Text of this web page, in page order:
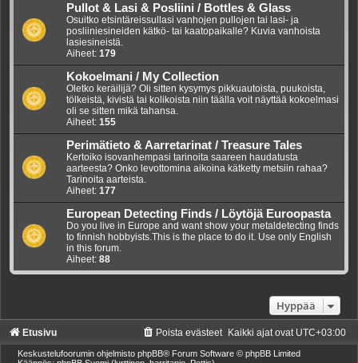
Pullot & Lasi & Posliini / Bottles & Glass
Osuitko etsintäreissullasi vanhojen pullojen tai lasi- ja
posliiniesineiden kätkö- tai kaatopaikalle? Kuvia vanhoista
lasiesineistä.
Aiheet: 179
Kokoelmani / My Collection
Oletko keräilijä? Oli sitten kysymys pikkuautoista, puukoista,
tölkeistä, kivistä tai kolikoista niin täälla voit näyttää kokoelmasi
oli se sitten mikä tahansa.
Aiheet: 155
Perimätieto & Aarretarinat / Treasure Tales
Kertoiko isovanhempasi tarinoita saareen haudatusta
aarteesta? Onko levottomina aikoina kätketty metsiin rahaa?
Tarinoita aarteista.
Aiheet: 177
European Detecting Finds / Löytöjä Euroopasta
Do you live in Europe and want show your metaldetecting finds
to finnish hobbyists.This is the place to do it. Use only English
in this forum.
Aiheet: 88
Hyppää
Etusivu Kaikki ajat ovat UTC+03:00
Poista evästeet
Keskustelufoorumin ohjelmisto phpBB® Forum Software © phpBB Limited